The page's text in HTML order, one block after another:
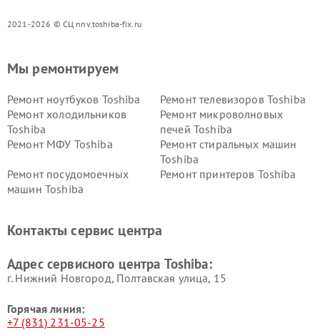
2021-2026 © СЦ nnv.toshiba-fix.ru
Мы ремонтируем
Ремонт ноутбуков Toshiba
Ремонт телевизоров Toshiba
Ремонт холодильников
Toshiba
Ремонт микроволновых
печей Toshiba
Ремонт МФУ Toshiba
Ремонт стиральных машин
Toshiba
Ремонт посудомоечных
машин Toshiba
Ремонт принтеров Toshiba
Контакты сервис центра
Адрес сервисного центра Toshiba:
г. Нижний Новгород, Полтавская улица, 15
Горячая линия:
+7 (831) 231-05-25